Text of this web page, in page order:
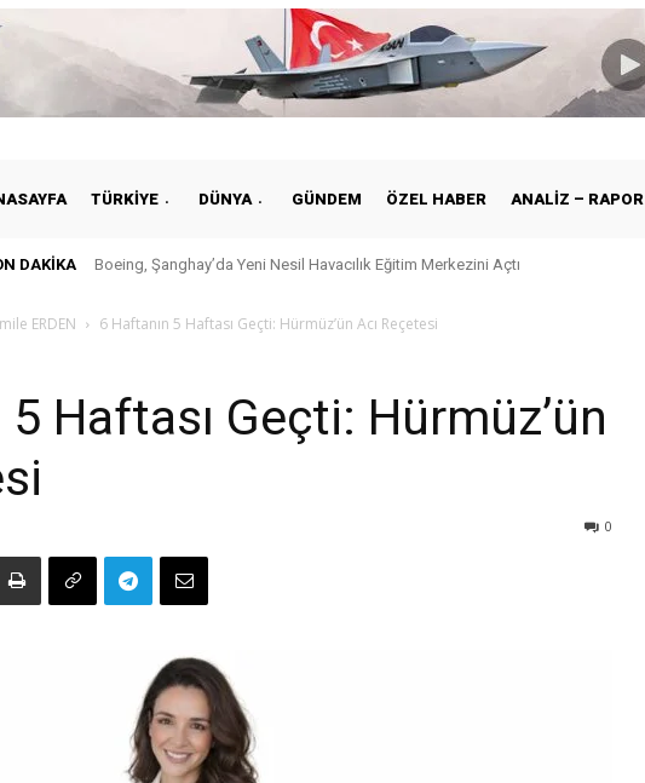
TÜRKIYE DÜNYA GÜNDEM ÖZEL HABER ANALIZ – RAPOR
DAKIKA Boeing, Şanghay’da Yeni Nesil Havacılık Eğitim Merkezini Açtı
ERDEN 6 Haftanın 5 Haftası Geçti: Hürmüz’ün Acı Reçetesi
Haftası Geçti: Hürmüz’ün
0